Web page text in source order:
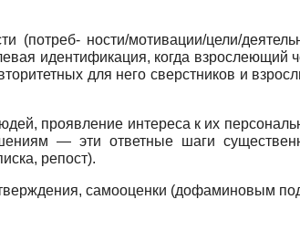
(потреб- ности/мотивации/цели/
идентификация, когда взрослеющий
для него сверстников и
проявление интереса к их
— эти ответные шаги
репост).
самооценки (дофаминовым